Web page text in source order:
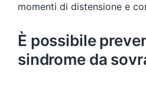
momenti di distensione e
È possibile
sindrome da